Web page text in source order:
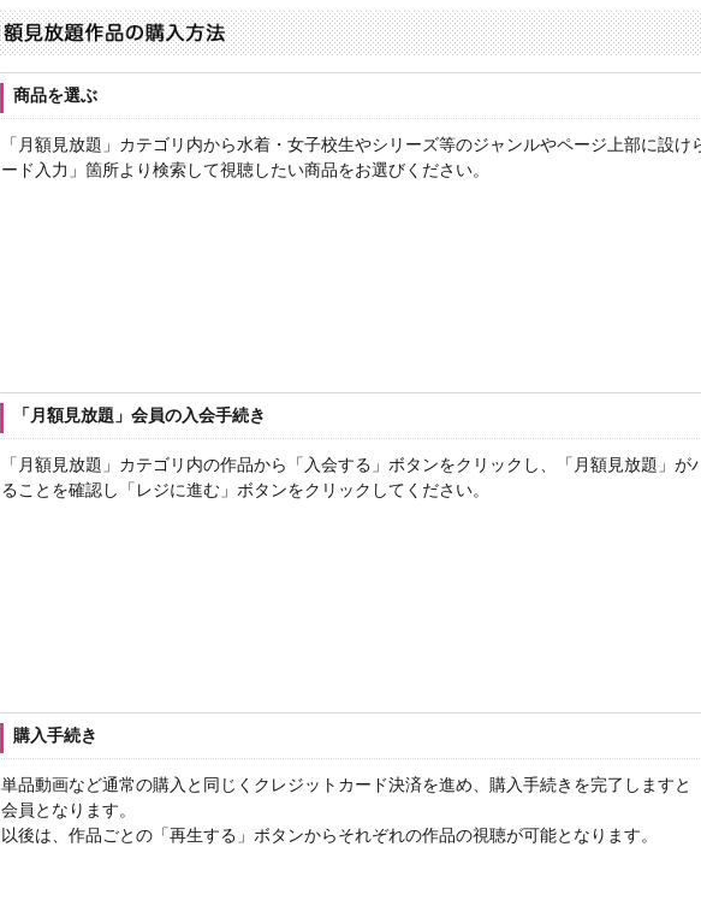
商品を選ぶ
「月額見放題」カテゴリ内から水着・女子校生やシリーズ等のジャンルやページ上部に設け
ード入力」箇所より検索して視聴したい商品をお選びください。
「月額見放題」会員の入会手続き
「月額見放題」カテゴリ内の作品から「入会する」ボタンをクリックし、「月額見放題」が
ることを確認し「レジに進む」ボタンをクリックしてください。
購入手続き
単品動画など通常の購入と同じくクレジットカード決済を進め、購入手続きを完了しますと
会員となります。
以後は、作品ごとの「再生する」ボタンからそれぞれの作品の視聴が可能となります。